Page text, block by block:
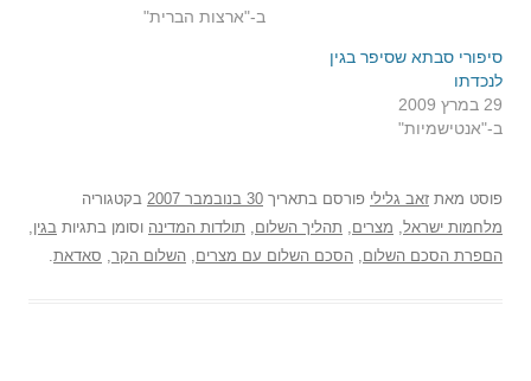
ב-"ארצות הברית"
סיפורי סבתא שסיפר בגין
לנכדתו
29 במרץ 2009
ב-"אנטישמיות"
פוסט מאת זאב גלילי פורסם בתאריך 30 בנובמבר 2007
בקטגוריה
מלחמות ישראל מצרים תהליך השלום תולדות המדינה וסומן בתגיות בגין
הםפרת הסכם השלום הסכם השלום עם מצרים השלום הקר סאדאת